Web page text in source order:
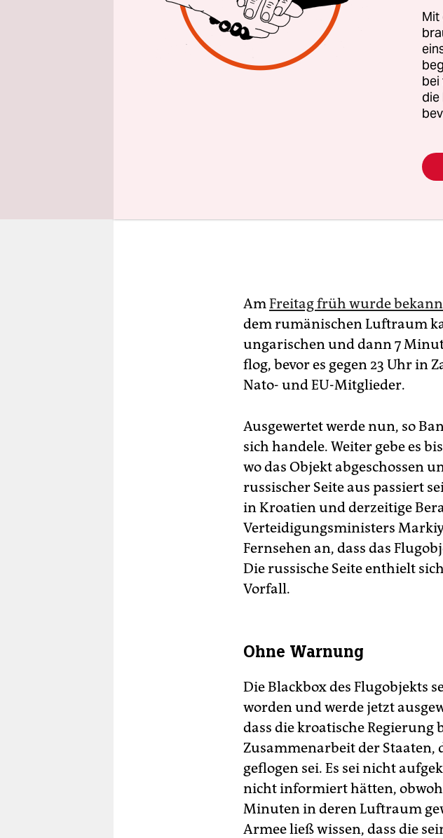
sondern um eine
AmFreitag früh wurde
dem rumänischen Luftraum
ungarischen und dann 7
flog, bevor es gegen 23 Uhr in
Nato- und EU-Mitglieder.
Ausgewertet werde nun, so
sich handele. Weiter gebe es
wo das Objekt abgeschossen
russischer Seite aus passiert
in Kroatien und derzeitige
Verteidigungsministers
Fernsehen an, dass das
Die russische Seite enthielt
Vorfall.
Ohne Warnung
Die Blackbox des Flugobjekts
worden und werde jetzt
dass die kroatische
Zusammenarbeit der
geflogen sei. Es sei nicht
nicht informiert hätten,
Minuten in deren Luftraum
Armee ließ wissen, dass die
Mit
bei
die